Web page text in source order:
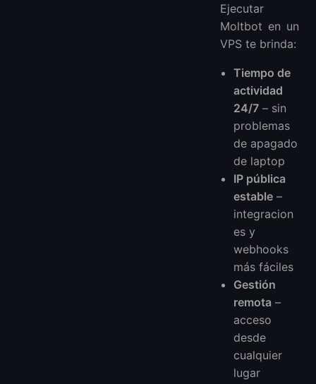
Ejecutar
Moltbot en un
VPS te brinda:
Tiempo de
actividad
24/7 – sin
problemas
de apagado
de laptop
IP pública
estable –
integracion
es y
webhooks
más fáciles
Gestión
remota –
acceso
desde
cualquier
lugar